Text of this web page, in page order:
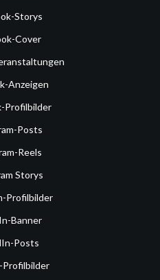
Storys
Cover
Anzeigen
Profilbilder
Posts
Reels
Storys
Profilbilder
Banner
Posts
Profilbilder